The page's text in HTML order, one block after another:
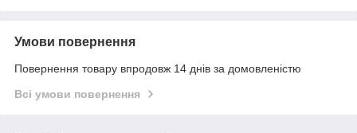
Умови повернення
Повернення товару впродовж 14 днів за домовленістю
Всі умови повернення